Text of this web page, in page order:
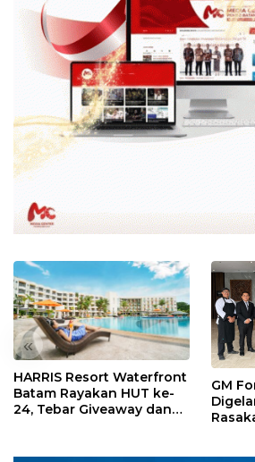
«
HARRIS Resort Waterfront
Batam Rayakan HUT ke-
24, Tebar Giveaway dan
GM